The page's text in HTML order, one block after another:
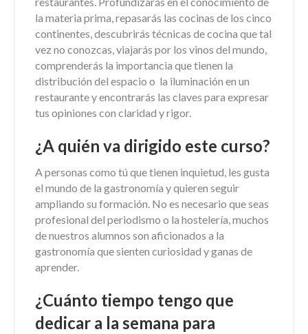
la materia prima, repasarás las cocinas de los cinco
continentes, descubrirás técnicas de cocina que tal
vez no conozcas, viajarás por los vinos del mundo,
comprenderás la importancia que tienen la
distribución del espacio o la iluminación en un
restaurante y encontrarás las claves para expresar
tus opiniones con claridad y rigor.
¿A quién va dirigido este curso?
A personas como tú que tienen inquietud, les gusta
el mundo de la gastronomía y quieren seguir
ampliando su formación. No es necesario que seas
profesional del periodismo o la hostelería, muchos
de nuestros alumnos son aficionados a la
gastronomía que sienten curiosidad y ganas de
aprender.
¿Cuánto tiempo tengo que
dedicar a la semana para